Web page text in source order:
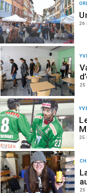
26
25
25
25